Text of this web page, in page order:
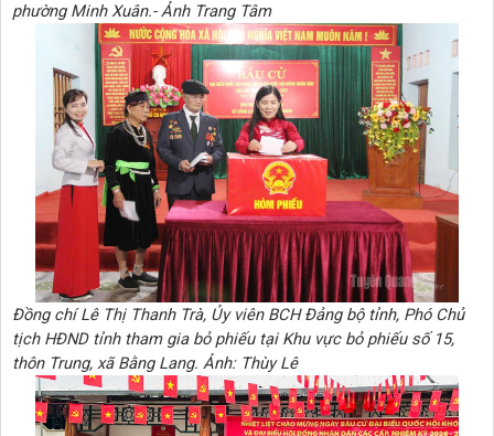
phường Minh Xuân.- Ảnh Trang Tâm
Đồng chí Lê Thị Thanh Trà, Ủy viên BCH Đảng bộ tỉnh, Phó Chủ
tịch HĐND tỉnh tham gia bỏ phiếu tại Khu vực bỏ phiếu số 15,
thôn Trung, xã Bằng Lang. Ảnh: Thùy Lê